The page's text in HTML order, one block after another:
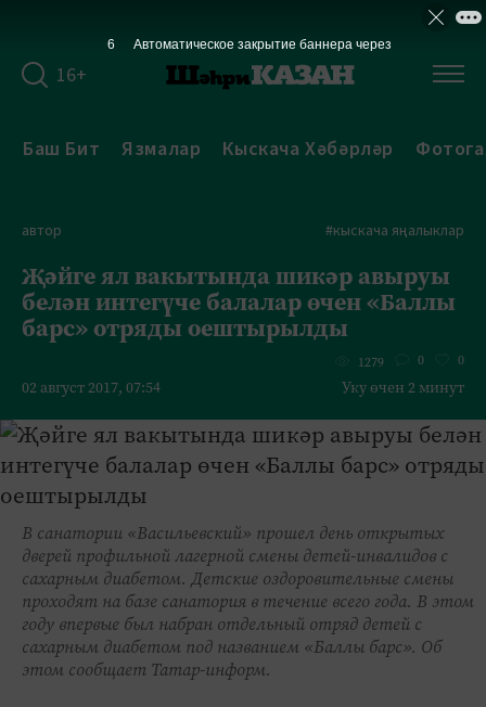
16+
Баш Бит Язмалар Кыскача Хәбәрләр
автор #кыскача яңалыклар
Җәйге ял вакытында шикәр авыруы
белән интегүче балалар өчен «Баллы
барс» отряды оештырылды
02 август 2017, 07:54
1279 0 0
Уку өчен 2 минут
В санатории «Васильевский» прошел день открытых
дверей профильной лагерной смены детей-инвалидов с
сахарным диабетом. Детские оздоровительные смены
проходят на базе санатория в течение всего года. В этом
году впервые был набран отдельный отряд детей с
сахарным диабетом под названием «Баллы барс». Об
этом сообщает Татар-информ.
6 Автоматическое закрытие баннера через